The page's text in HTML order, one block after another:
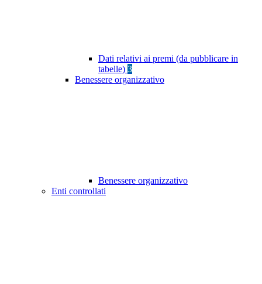
Dati relativi ai premi (da pubblicare in
tabelle) 3
Benessere organizzativo
Benessere organizzativo
Enti controllati